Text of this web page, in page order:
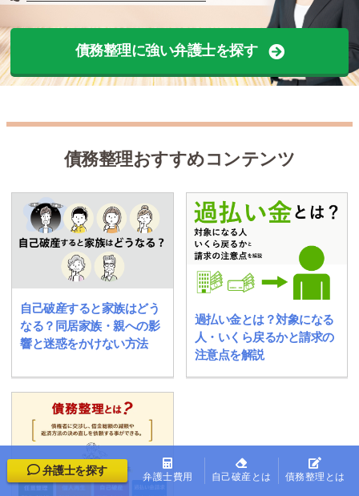
債務整理に強い弁護士を探す
債務整理おすすめコンテンツ
自己破産すると家族はどう
なる？同居家族・親への影
響と迷惑をかけない方法
過払い金とは？対象になる
人・いくら戻るかと請求の
注意点を解説
弁護士を探す 弁護士費用 自己破産とは 債務整理とは